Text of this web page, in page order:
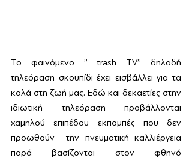
Το φαινόμενο ’’ trash TV’’ δηλαδή
τηλεόραση σκουπίδι έχει εισβάλλει για τα
καλά στη ζωή μας. Εδώ και δεκαετίες στην
ιδιωτική τηλεόραση προβάλλονται
χαμηλού επιπέδου εκπομπές που δεν
προωθούν  την πνευματική καλλιέργεια
παρά βασίζονται στον φθηνό